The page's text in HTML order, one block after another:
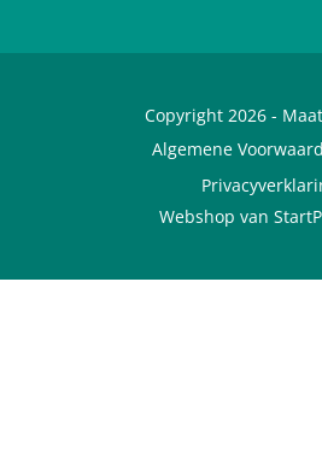
Copyright 2026 -
Algemene
Webshop van